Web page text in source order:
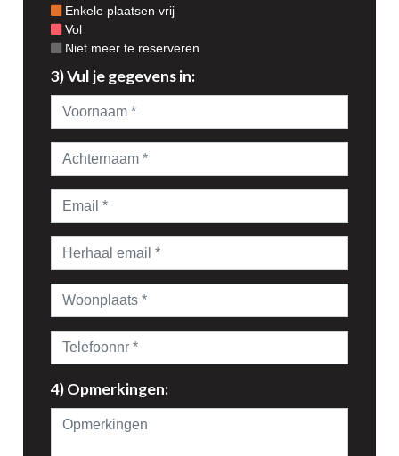
Enkele plaatsen vrij
Vol
Niet meer te reserveren
3) Vul je gegevens in:
4) Opmerkingen: